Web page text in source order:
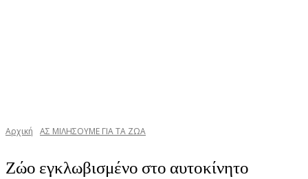
Αρχική ΑΣ ΜΙΛΗΣΟΥΜΕ ΓΙΑ ΤΑ ΖΩΑ
Ζώο εγκλωβισμένο στο αυτοκίνητο